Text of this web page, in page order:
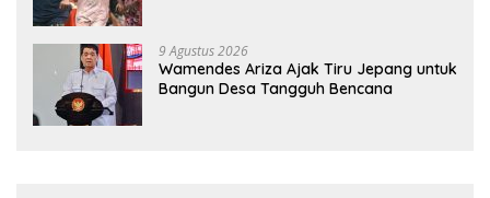
9 Agustus 2026
Wamendes Ariza Ajak Tiru Jepang untuk
Bangun Desa Tangguh Bencana